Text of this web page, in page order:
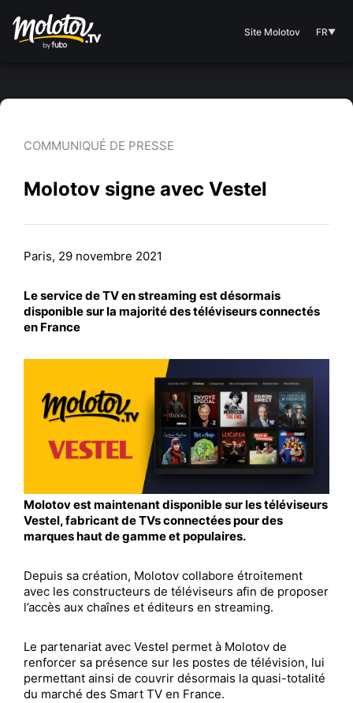
Site Molotov FR▼
COMMUNIQUÉ DE PRESSE
Molotov signe avec Vestel
Paris, 29 novembre 2021
Le service de TV en streaming est désormais
disponible sur la majorité des téléviseurs connectés
en France
Molotov est maintenant disponible sur les téléviseurs
Vestel, fabricant de TVs connectées pour des
marques haut de gamme et populaires.
Depuis sa création, Molotov collabore étroitement
avec les constructeurs de téléviseurs afin de proposer
l’accès aux chaînes et éditeurs en streaming.
Le partenariat avec Vestel permet à Molotov de
renforcer sa présence sur les postes de télévision, lui
permettant ainsi de couvrir désormais la quasi-totalité
du marché des Smart TV en France.